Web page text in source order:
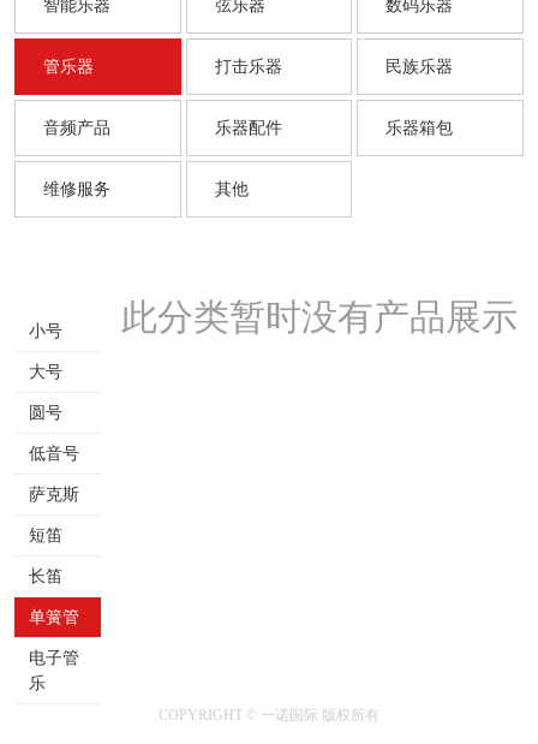
English
Version
智能乐器 弦乐器 数码乐器
管乐器 打击乐器 民族乐器
音频产品 乐器配件 乐器箱包
维修服务 其他
小号
大号
圆号
低音号
萨克斯
短笛
长笛
单簧管
电子管
乐
此分类暂时没有产品展示
COPYRIGHT © 一诺国际 版权所有